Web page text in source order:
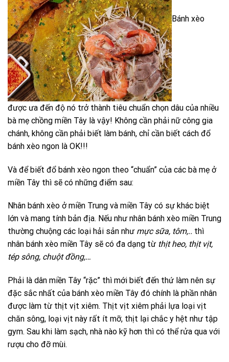
Bánh xèo
được ưa đến độ nó trở thành tiêu chuẩn chọn dâu của nhiều
bà mẹ chồng miền Tây là vậy! Không cần phải nữ công gia
chánh, không cần phải biết làm bánh, chỉ cần biết cách đổ
bánh xèo ngon là OK!!!
Và để biết đổ bánh xèo ngon theo “chuẩn” của các bà mẹ ở
miền Tây thì sẽ có những điểm sau:
Nhân bánh xèo ở miền Trung và miền Tây có sự khác biệt
lớn và mang tính bản địa. Nếu như nhân bánh xèo miền Trung
thường chuộng các loại hải sản như mực sữa, tôm,.. thì
nhân bánh xèo miền Tây sẽ có đa dạng từ thịt heo, thịt vịt,
tép sông, chuột đồng,…
Phải là dân miền Tây “rặc” thì mới biết đến thứ làm nên sự
đặc sắc nhất của bánh xèo miền Tây đó chính là phần nhân
được làm từ thịt vịt xiêm. Thịt vịt xiêm phải lựa loại vịt
chăn sông, loại vịt này rất ít mỡ, thịt lại chắc y hệt như tập
gym. Sau khi làm sạch, nhà nào kỹ hơn thì có thể rửa qua với
rượu cho đỡ mùi.